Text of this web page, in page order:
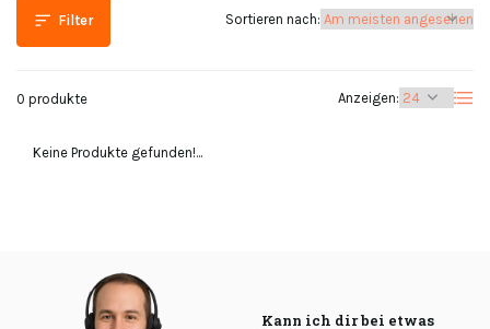
Filter
0 produkte Anzeigen:
Sortieren nach:
Keine Produkte gefunden!...
Kann ich dir bei etwas